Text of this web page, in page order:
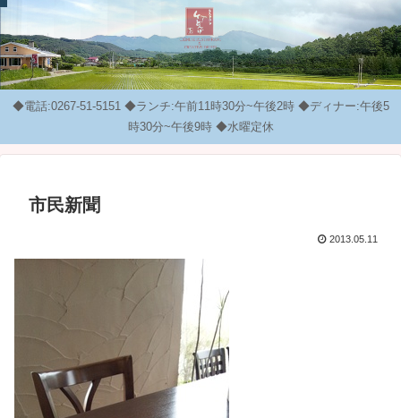
◆電話:0267-51-5151 ◆ランチ:午前11時30分~午後2時 ◆ディナー:午後5
時30分~午後9時 ◆水曜定休
市民新聞
2013.05.11